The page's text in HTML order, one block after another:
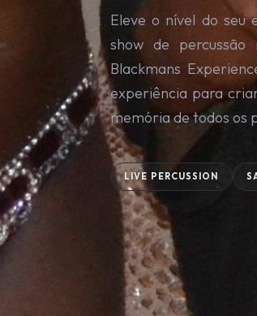
Eleve o nível do seu
show de
Blackmans
experiência para
memória de todos os
LIVE PERCUSSION